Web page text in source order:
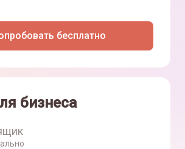
бесплатно
бизнеса